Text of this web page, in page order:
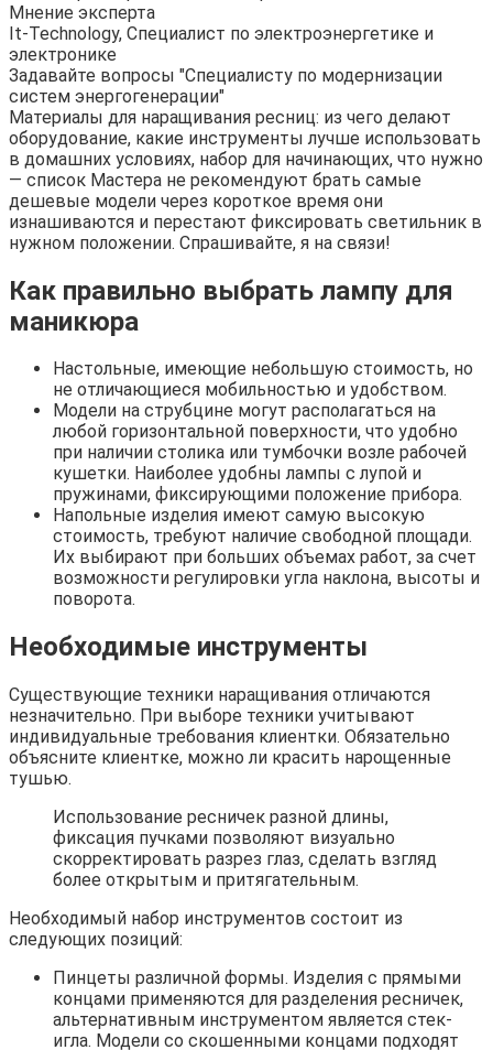
Мнение эксперта
It-Technology, Cпециалист по электроэнергетике и
электронике
Задавайте вопросы "Специалисту по модернизации
систем энергогенерации"
Материалы для наращивания ресниц: из чего делают
оборудование, какие инструменты лучше использовать
в домашних условиях, набор для начинающих, что нужно
— список Мастера не рекомендуют брать самые
дешевые модели через короткое время они
изнашиваются и перестают фиксировать светильник в
нужном положении. Спрашивайте, я на связи!
Как правильно выбрать лампу для
маникюра
Настольные, имеющие небольшую стоимость, но
не отличающиеся мобильностью и удобством.
Модели на струбцине могут располагаться на
любой горизонтальной поверхности, что удобно
при наличии столика или тумбочки возле рабочей
кушетки. Наиболее удобны лампы с лупой и
пружинами, фиксирующими положение прибора.
Напольные изделия имеют самую высокую
стоимость, требуют наличие свободной площади.
Их выбирают при больших объемах работ, за счет
возможности регулировки угла наклона, высоты и
поворота.
Необходимые инструменты
Существующие техники наращивания отличаются
незначительно. При выборе техники учитывают
индивидуальные требования клиентки. Обязательно
объясните клиентке, можно ли красить нарощенные
тушью.
Использование ресничек разной длины,
фиксация пучками позволяют визуально
скорректировать разрез глаз, сделать взгляд
более открытым и притягательным.
Необходимый набор инструментов состоит из
следующих позиций:
Пинцеты различной формы. Изделия с прямыми
концами применяются для разделения ресничек,
альтернативным инструментом является стек-
игла. Модели со скошенными концами подходят